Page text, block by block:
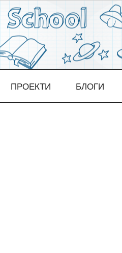
ПРОЕКТИ БЛОГИ